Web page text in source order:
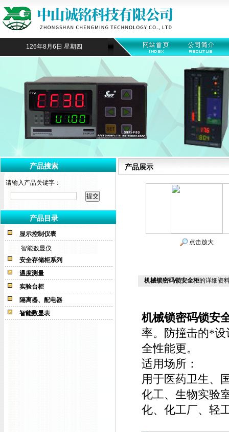
126年8月6日 星期四
产品搜索
请输入产品关键字：
产品目录
显示控制仪表
智能数显仪
安全存储柜系列
温度测量
实验台柜
隔离器、配电器
智能数显表
产品展示
点击放大
机械锁密码锁安全柜的详细资
机械锁密码锁安
率。防撞击的*
全性能更。
适用场所：
用于医药卫生、
化工、生物实验
化、化工厂、轻